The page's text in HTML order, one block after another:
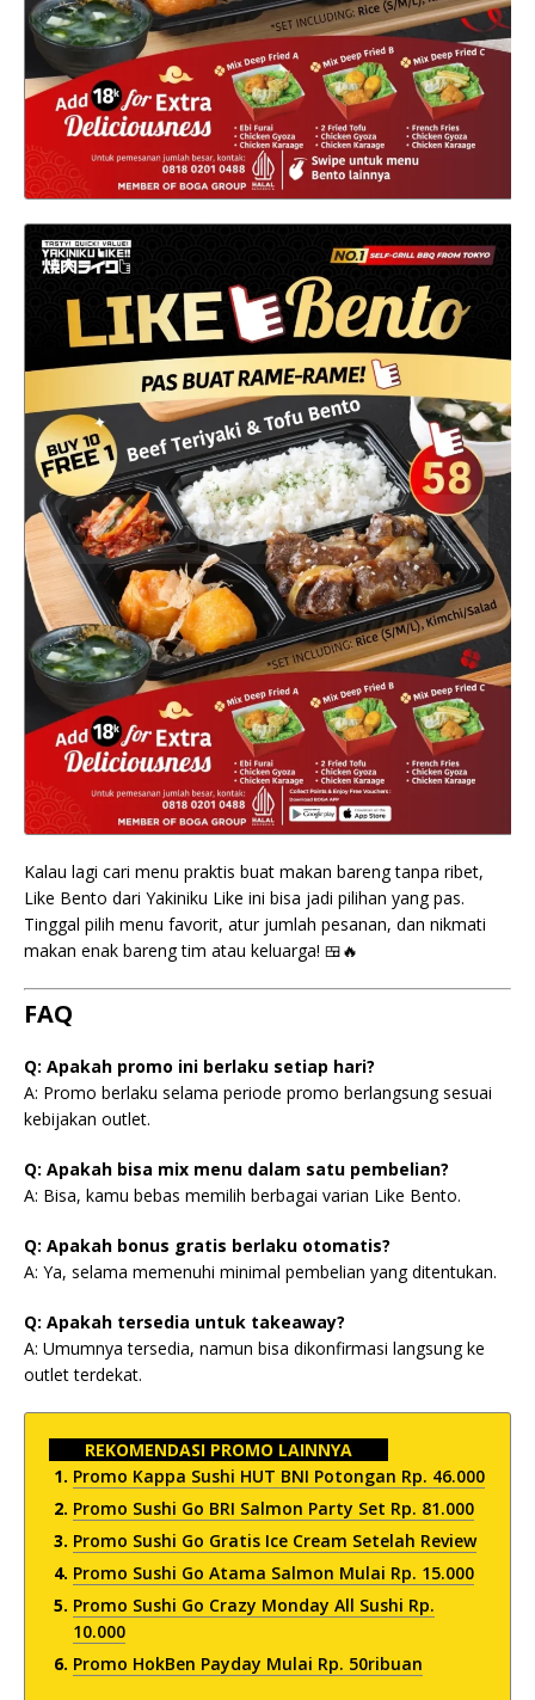
Kalau lagi cari menu praktis buat makan bareng tanpa ribet,
Like Bento dari Yakiniku Like ini bisa jadi pilihan yang pas.
Tinggal pilih menu favorit, atur jumlah pesanan, dan nikmati
makan enak bareng tim atau keluarga! 🍱🔥
FAQ
Q: Apakah promo ini berlaku setiap hari?
A: Promo berlaku selama periode promo berlangsung sesuai
kebijakan outlet.
Q: Apakah bisa mix menu dalam satu pembelian?
A: Bisa, kamu bebas memilih berbagai varian Like Bento.
Q: Apakah bonus gratis berlaku otomatis?
A: Ya, selama memenuhi minimal pembelian yang ditentukan.
Q: Apakah tersedia untuk takeaway?
A: Umumnya tersedia, namun bisa dikonfirmasi langsung ke
outlet terdekat.
REKOMENDASI PROMO LAINNYA
Promo Kappa Sushi HUT BNI Potongan Rp. 46.000
Promo Sushi Go BRI Salmon Party Set Rp. 81.000
Promo Sushi Go Gratis Ice Cream Setelah Review
Promo Sushi Go Atama Salmon Mulai Rp. 15.000
Promo Sushi Go Crazy Monday All Sushi Rp.
10.000
Promo HokBen Payday Mulai Rp. 50ribuan